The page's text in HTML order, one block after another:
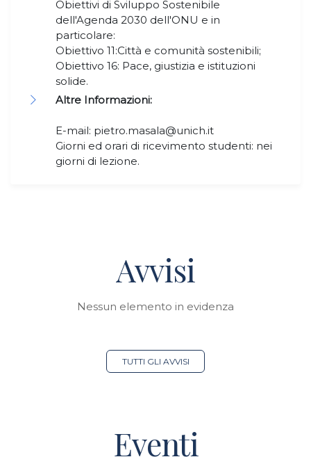
Obiettivi di Sviluppo Sostenibile
dell'Agenda 2030 dell'ONU e in
particolare:
Obiettivo 11:Città e comunità sostenibili;
Obiettivo 16: Pace, giustizia e istituzioni
solide.
Altre Informazioni:
E-mail: pietro.masala@unich.it
Giorni ed orari di ricevimento studenti: nei
giorni di lezione.
Avvisi
Nessun elemento in evidenza
TUTTI GLI AVVISI
Eventi